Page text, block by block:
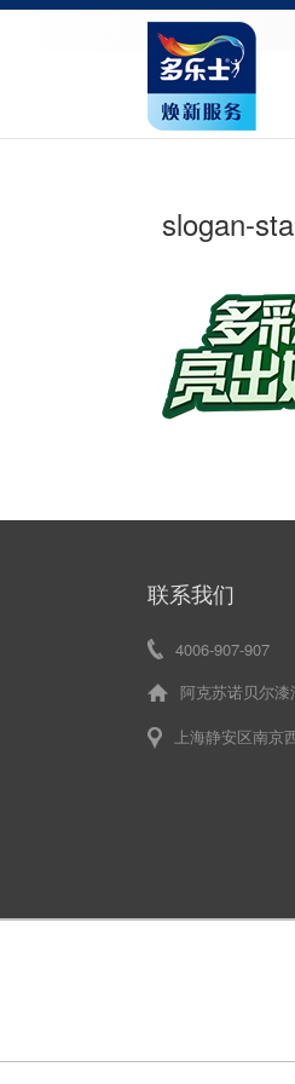
slogan-
联系我们
4006-907-907
阿克苏诺贝尔
上海静安区南京